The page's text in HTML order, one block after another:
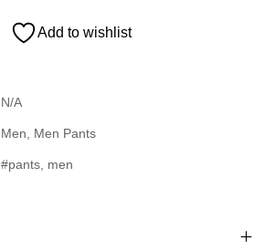
Add to wishlist
N/A
Men, Men Pants
#pants, men